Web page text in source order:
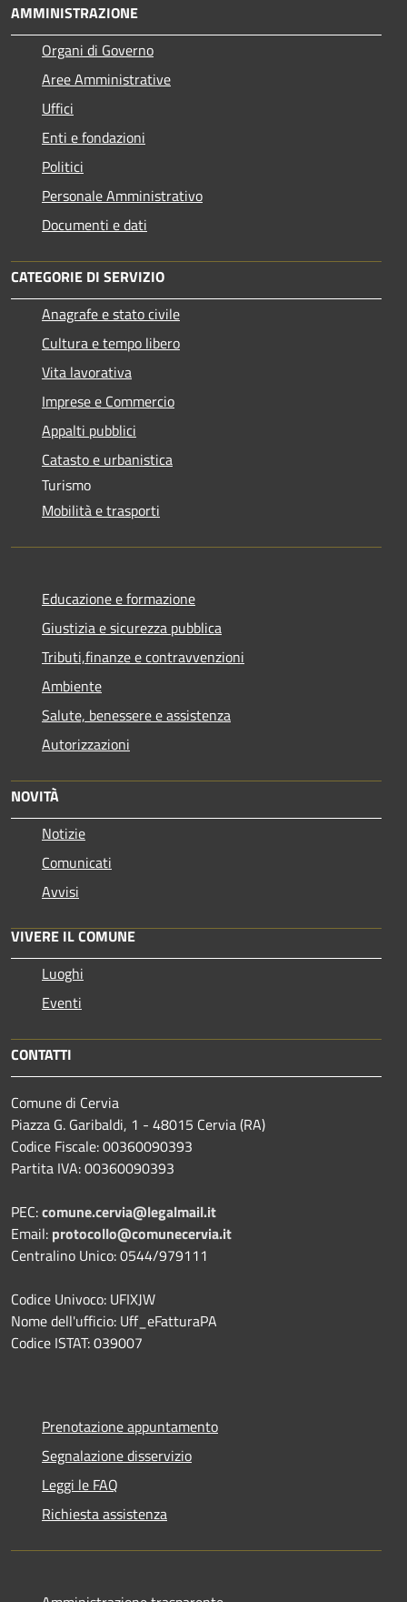
AMMINISTRAZIONE
Organi di Governo
Aree Amministrative
Uffici
Enti e fondazioni
Politici
Personale Amministrativo
Documenti e dati
CATEGORIE DI SERVIZIO
Anagrafe e stato civile
Cultura e tempo libero
Vita lavorativa
Imprese e Commercio
Appalti pubblici
Catasto e urbanistica
Turismo
Mobilità e trasporti
Educazione e formazione
Giustizia e sicurezza pubblica
Tributi,finanze e contravvenzioni
Ambiente
Salute, benessere e assistenza
Autorizzazioni
NOVITÀ
Notizie
Comunicati
Avvisi
VIVERE IL COMUNE
Luoghi
Eventi
CONTATTI
Comune di Cervia
Piazza G. Garibaldi, 1 - 48015 Cervia (RA)
Codice Fiscale: 00360090393
Partita IVA: 00360090393
PEC:comune.cervia@legalmail.it
Email: protocollo@comunecervia.it
Centralino Unico: 0544/979111
Codice Univoco: UFIXJW
Nome dell'ufficio: Uff_eFatturaPA
Codice ISTAT: 039007
Prenotazione appuntamento
Segnalazione disservizio
Leggi le FAQ
Richiesta assistenza